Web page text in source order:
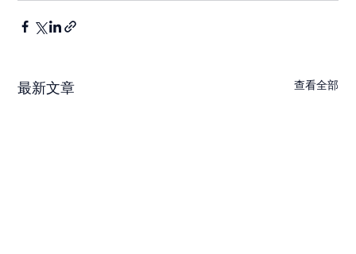
最新文章 查看全部